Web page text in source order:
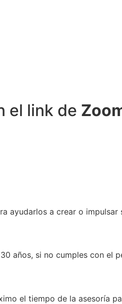
el link de
a crear o impulsar
años, si no cumples con el
el tiempo de la asesoría